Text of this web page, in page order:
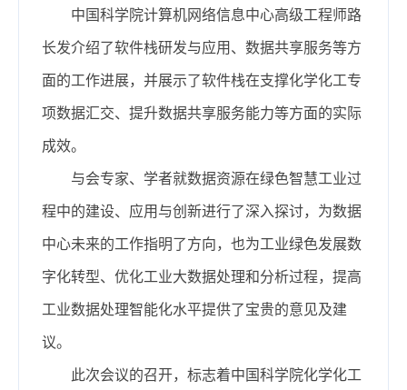
中国科学院计算机网络信息中心高级工程师路
长发介绍了软件栈研发与应用、数据共享服务等方
面的工作进展，并展示了软件栈在支撑化学化工专
项数据汇交、提升数据共享服务能力等方面的实际
成效。
与会专家、学者就数据资源在绿色智慧工业过
程中的建设、应用与创新进行了深入探讨，为数据
中心未来的工作指明了方向，也为工业绿色发展数
字化转型、优化工业大数据处理和分析过程，提高
工业数据处理智能化水平提供了宝贵的意见及建
议。
此次会议的召开，标志着中国科学院化学化工